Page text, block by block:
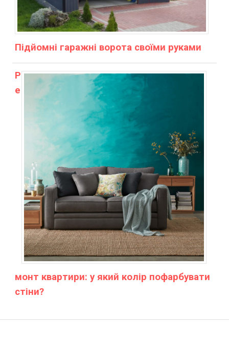
Підйомні гаражні ворота своїми руками
Р
е
монт квартири: у який колір пофарбувати
стіни?